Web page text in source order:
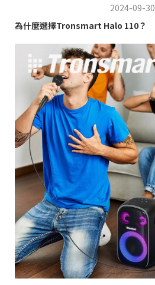
2024-09-30
為什麼選擇Tronsmart Halo 110？